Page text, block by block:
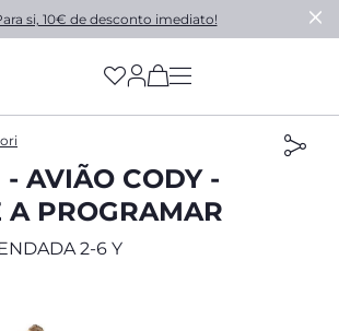
si, 10€ de desconto imediato!
(has more options
- AVIÃO CODY -
A PROGRAMAR
2-6 Y